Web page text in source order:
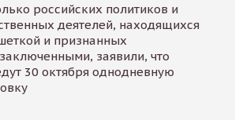
российских политиков и
деятелей, находящихся
и признанных
заявили, что
30 октября однодневную